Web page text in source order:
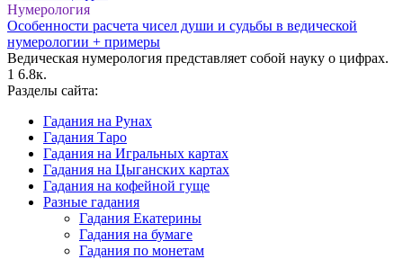
Нумерология
Особенности расчета чисел души и судьбы в ведической
нумерологии + примеры
Ведическая нумерология представляет собой науку о цифрах.
1 6.8к.
Разделы сайта:
Гадания на Рунах
Гадания Таро
Гадания на Игральных картах
Гадания на Цыганских картах
Гадания на кофейной гуще
Разные гадания
Гадания Екатерины
Гадания на бумаге
Гадания по монетам